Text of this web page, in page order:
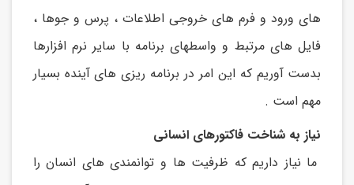
های ورود و فرم های خروجی اطلاعات ، پرس و جوها ،
فایل های مرتبط و واسطهای برنامه با سایر نرم افزارها
بدست آوریم که این امر در برنامه ریزی های آینده بسیار
مهم است .
نیاز به شناخت فاکتورهای انسانی
ما نیاز داریم که ظرفیت ها و توانمندی های انسان را